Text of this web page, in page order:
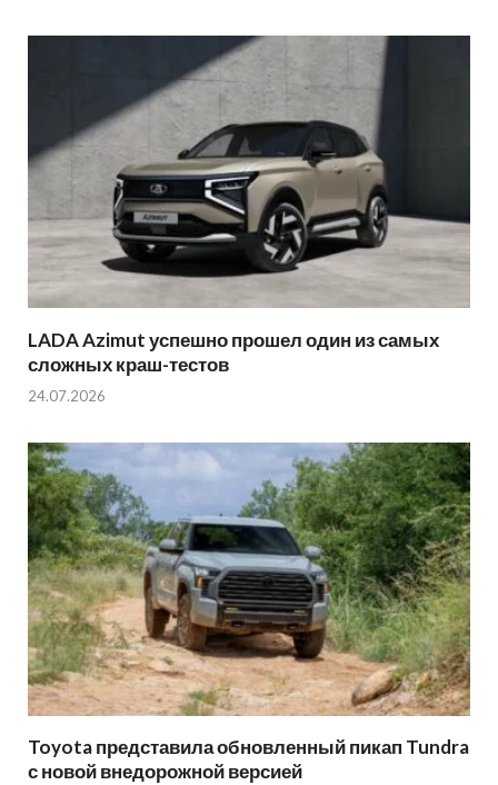
LADA Azimut успешно прошел один из самых
сложных краш-тестов
24.07.2026
Toyota представила обновленный пикап Tundra
с новой внедорожной версией